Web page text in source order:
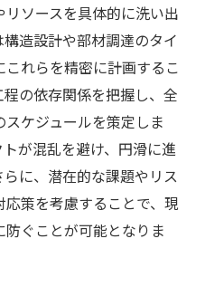
よる品質確認
速な対応策
続的な改善活動
よる品質保証強化
工事施工法の確立
づくベストプラクティ
用事例
ソースを具体的に洗い出
造設計や部材調達のタイ
れらを精密に計画するこ
の依存関係を把握し、全
ケジュールを策定しま
が混乱を避け、円滑に進
に、潜在的な課題やリス
策を考慮することで、現
ぐことが可能となりま